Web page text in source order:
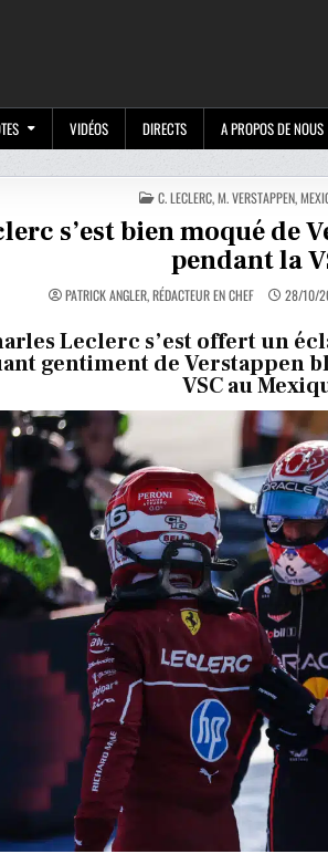
VIDÉOS DIRECTS A PROPOS DE NOUS
POSTED
IN
C. LECLERC,M. VERSTAPPEN,
s’est bien moqué de
pendant la
PATRICK ANGLER, RÉDACTEUR EN CHEF 28/10/
Leclerc s’est offert un
gentiment de Verstappen
VSC au